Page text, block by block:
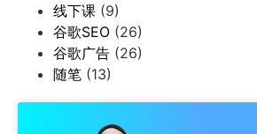
线下课 (9)
谷歌SEO (26)
谷歌广告 (26)
随笔 (13)